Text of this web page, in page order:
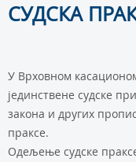
СУДСКА
У Врховном
јединствене судске
закона и других
праксе.
Одељење судске